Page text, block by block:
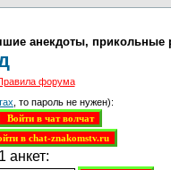
анекдоты, прикольные
форума
, то пароль не нужен):
анкет: